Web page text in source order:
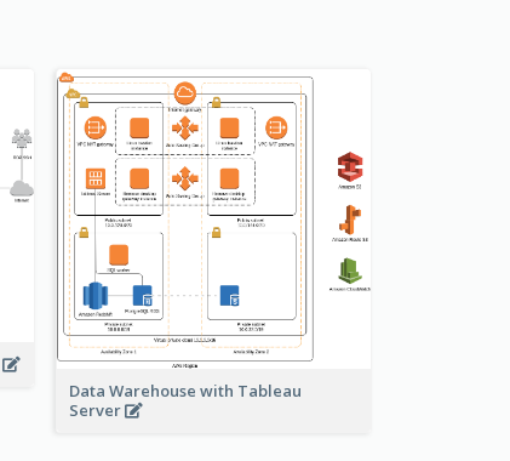
Data Warehouse with Tableau
Server